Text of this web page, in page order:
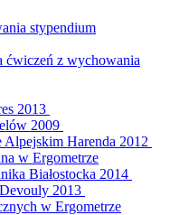
stypendium
ćwiczeń z wychowania
2013
2009
Harenda 2012
w Ergometrze
Białostocka 2014
2013
w Ergometrze